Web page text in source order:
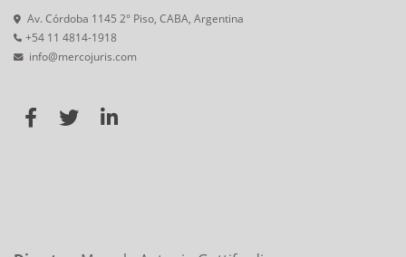
Av. Córdoba 1145 2° Piso, CABA, Argentina
+54 11 4814-1918
info@mercojuris.com